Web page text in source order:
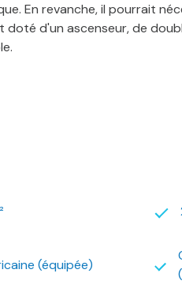
En revanche, il pourrait
d'un ascenseur, de
(équipée)